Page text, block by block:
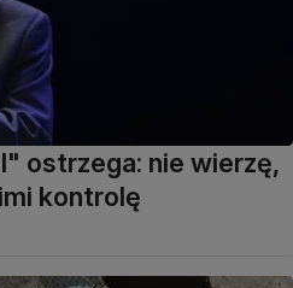
ostrzega: nie wierzę,
kontrolę